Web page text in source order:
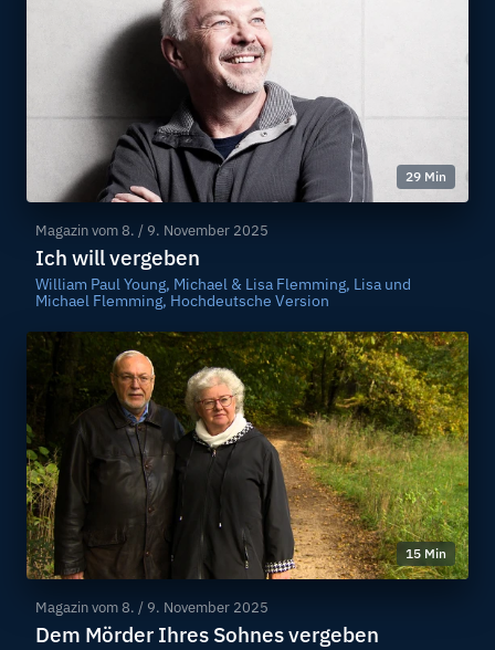
29 Min
Magazin vom8. / 9. November 2025
Ich will vergeben
William Paul Young, Michael & Lisa Flemming, Lisa und
Michael Flemming, Hochdeutsche Version
15 Min
Magazin vom8. / 9. November 2025
Dem Mörder Ihres Sohnes vergeben